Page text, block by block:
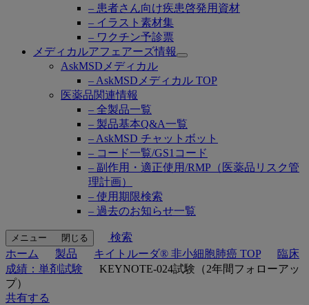
– 患者さん向け疾患啓発用資材
– イラスト素材集
– ワクチン予診票
メディカルアフェアーズ情報
Open
AskMSDメディカル
– AskMSDメディカル TOP
医薬品関連情報
– 全製品一覧
– 製品基本Q&A一覧
– AskMSD チャットボット
– コード一覧/GS1コード
– 副作用・適正使用/RMP（医薬品リスク管
理計画）
– 使用期限検索
– 過去のお知らせ一覧
メニュー 閉じる
検索
ホーム
製品 キイトルーダ® 非小細胞肺癌 TOP
臨床
成績：単剤試験
KEYNOTE-024試験（2年間フォローアッ
プ）
共有する